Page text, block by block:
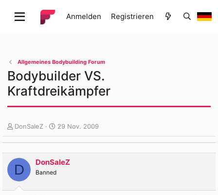
Anmelden Registrieren
Allgemeines Bodybuilding Forum
Bodybuilder VS.
Kraftdreikämpfer
E
r
s
t
l
e
DonSaleZ
E
r
s
t
e
t
29 Nov. 2009
D DonSaleZ
Banned